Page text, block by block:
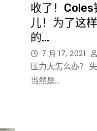
收了！Coles
儿！为了这
的…
7 月 17, 2021
压力大怎么办？
当然是…